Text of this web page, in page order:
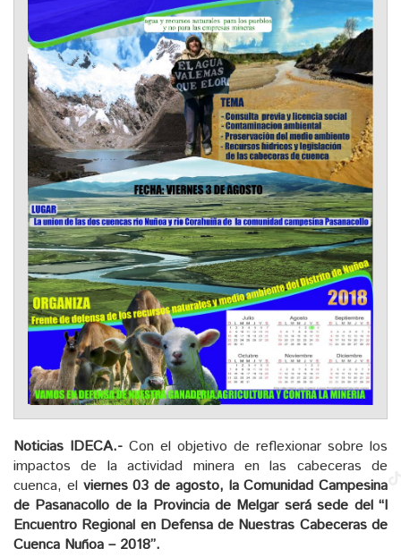
Noticias IDECA.- Con el objetivo de reflexionar sobre los
impactos de la actividad minera en las cabeceras de
cuenca, el viernes 03 de agosto, la Comunidad Campesina
de Pasanacollo de la Provincia de Melgar será sede del “I
Encuentro Regional en Defensa de Nuestras Cabeceras de
Cuenca Nuñoa – 2018”.